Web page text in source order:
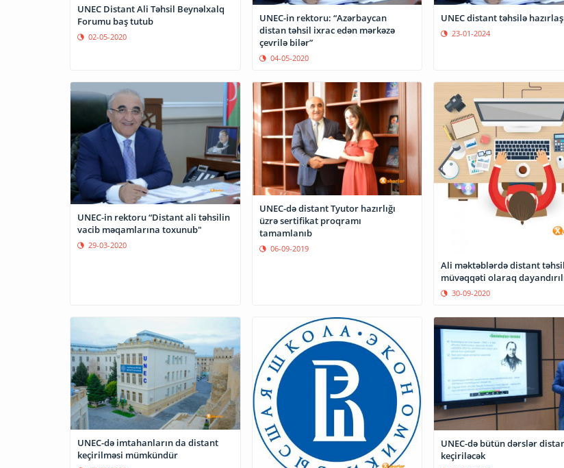
UNEC Distant Ali Təhsil Beynəlxalq
Forumu baş tutub
02-05-2020
UNEC-in rektoru: “Azərbaycan
distan təhsil ixrac edən mərkəzə
çevrilə bilər”
04-05-2020
UNEC distant təhsilə
23-01-2024
UNEC-in rektoru “Distant ali təhsilin
vacib məqamlarına toxunub"
29-03-2020
UNEC-də distant Tyutor hazırlığı
üzrə sertifikat proqramı
tamamlanıb
06-09-2019
Ali məktəblərdə distant təhsil
müvəqqəti olaraq
30-09-2020
UNEC-də imtahanların da distant
keçirilməsi mümkündür
UNEC-də bütün dərslər
keçiriləcək